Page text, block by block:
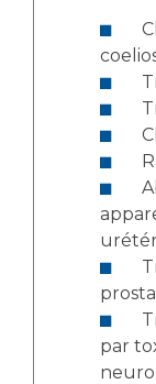
par